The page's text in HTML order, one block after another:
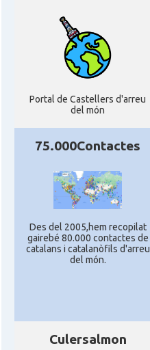
Portal de Castellers d'arreu
del món
75.000Contactes
Des del 2005,hem recopilat
gairebé 80.000 contactes de
catalans i catalanòfils d'arreu
del món.
Culersalmon